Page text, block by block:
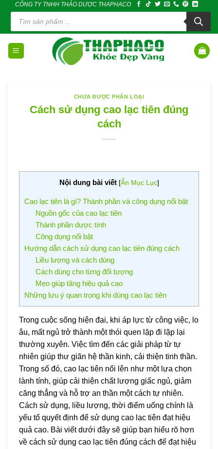
content
CÔNG TY TNHH THẢO DƯỢC THAPHACO
Tìm
kiếm
phẩm
CHƯA ĐƯỢC PHÂN LOẠI
Cách sử dụng cao lạc tiên đúng
cách
Nội dung bài viết [Ẩn Mục Lục]
Cao lạc tiên là gì? Thành phần và công dụng nổi bật
Nguồn gốc của cao lạc tiên
Thành phần dược tính
Công dụng nổi bật
Hướng dẫn cách sử dụng cao lạc tiên đúng cách
Liều lượng và cách dùng
Cách dùng cho từng đối tượng
Mẹo giúp tăng hiệu quả cao
Những lưu ý quan trọng khi dùng cao lạc tiên
Trong cuộc sống hiện đại, khi áp lực từ công việc, lo
âu, mất ngủ trở thành một thói quen lặp đi lặp lại
thường xuyên. Việc tìm đến các giải pháp từ tự
nhiên giúp thư giãn hệ thần kinh, cải thiện tinh thần.
Trong số đó, cao lạc tiên nổi lên như một lựa chọn
lành tính, giúp cải thiện chất lượng giấc ngủ, giảm
căng thẳng và hỗ trợ an thần một cách tự nhiên.
Cách sử dụng, liều lượng, thời điểm uống chính là
yếu tố quyết định để sử dụng cao lạc tiên đạt hiệu
quả cao. Bài viết dưới đây sẽ giúp bạn hiểu rõ hơn
về cách sử dụng cao lạc tiên đúng cách để đạt hiệu